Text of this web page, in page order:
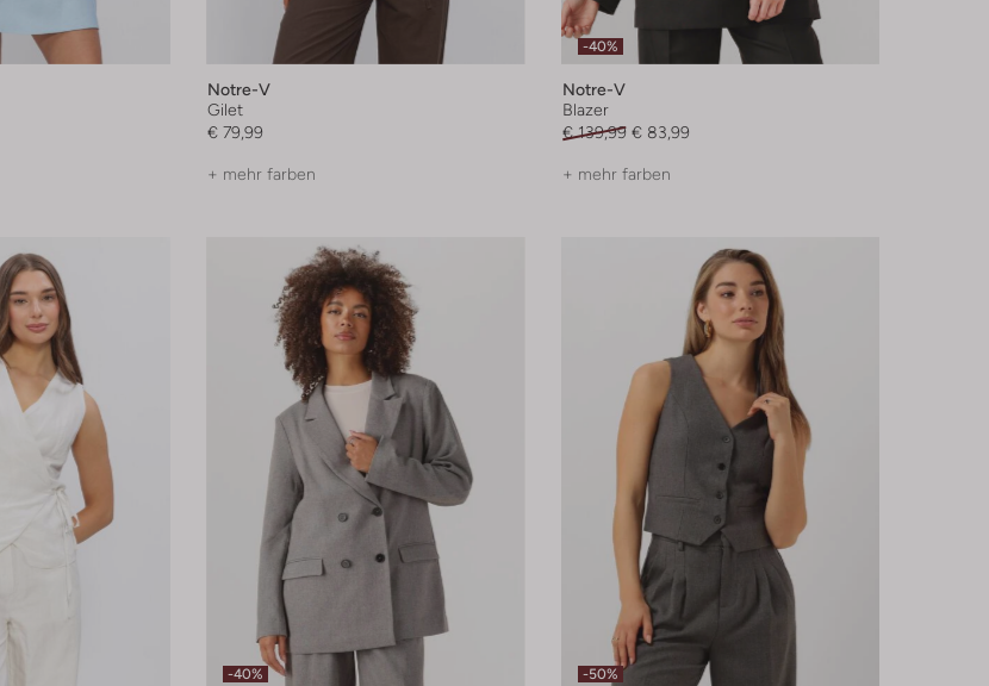
Notre-V
Gilet
€ 79,99
+ mehr farben
-40%
Notre-V
Blazer
€ 139,99 € 83,99
+ mehr farben
-40% -50%